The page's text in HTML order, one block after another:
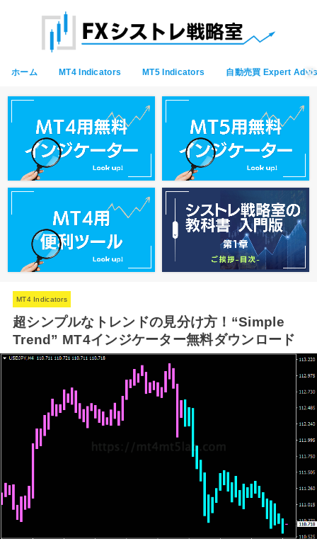
ホーム MT4 Indicators MT5 Indicators 自動売買 Expert
MT4 Indicators
超シンプルなトレンドの見分け方！“Simple
Trend” MT4インジケーター無料ダウンロード